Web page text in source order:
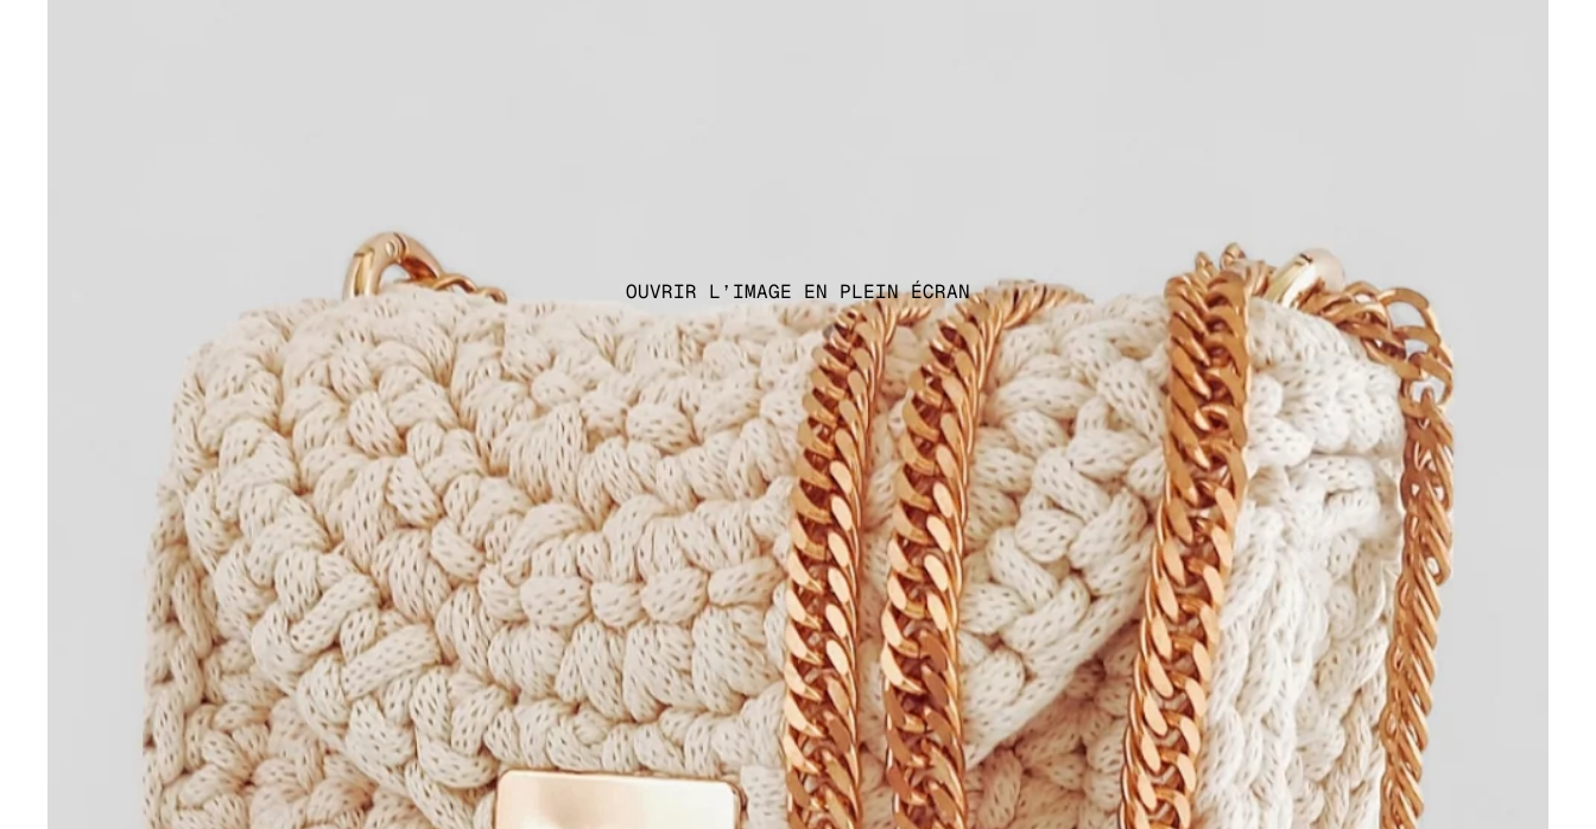
OUVRIR L’IMAGE EN PLEIN ÉCRAN